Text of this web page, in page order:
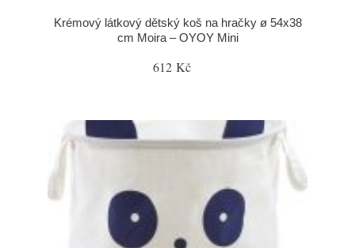
Krémový látkový dětský koš na hračky ø 54x38
cm Moira – OYOY Mini
612 Kč